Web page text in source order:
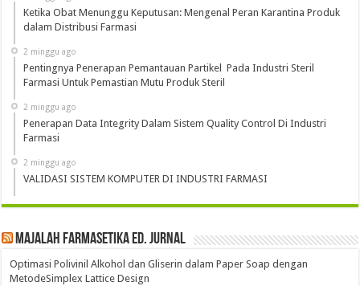
Ketika Obat Menunggu Keputusan: Mengenal Peran Karantina Produk
dalam Distribusi Farmasi
2 minggu ago
Pentingnya Penerapan Pemantauan Partikel Pada Industri Steril
Farmasi Untuk Pemastian Mutu Produk Steril
2 minggu ago
Penerapan Data Integrity Dalam Sistem Quality Control Di Industri
Farmasi
2 minggu ago
VALIDASI SISTEM KOMPUTER DI INDUSTRI FARMASI
Majalah Farmasetika Ed. Jurnal
Optimasi Polivinil Alkohol dan Gliserin dalam Paper Soap dengan
MetodeSimplex Lattice Design